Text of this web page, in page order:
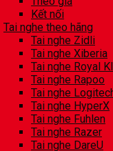
Kết nối
Tai nghe theo hãng
Tai nghe Zidli
Tai nghe Xiberia
Tai nghe Royal
Tai nghe Rapoo
Tai nghe
Tai nghe HyperX
Tai nghe Fuhlen
Tai nghe Razer
Tai nghe DareU